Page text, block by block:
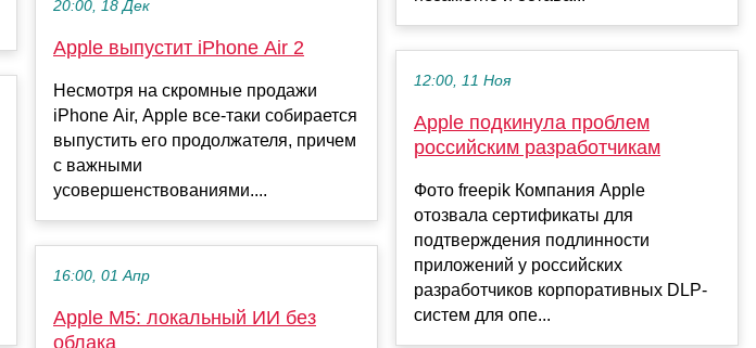
20:00, 18 Дек
Apple выпустит iPhone Air 2
Несмотря на скромные продажи
iPhone Air, Apple все-таки собирается
выпустить его продолжателя, причем
с важными
усовершенствованиями....
16:00, 01 Апр
Apple M5: локальный ИИ без
облака
12:00, 11 Ноя
Apple подкинула проблем
российским разработчикам
Фото freepik Компания Apple
отозвала сертификаты для
подтверждения подлинности
приложений у российских
разработчиков корпоративных DLP-
систем для опе...